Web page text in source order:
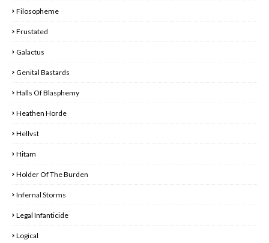
Filosopheme
Frustated
Galactus
Genital Bastards
Halls Of Blasphemy
Heathen Horde
Hellvst
Hitam
Holder Of The Burden
Infernal Storms
Legal Infanticide
Logical